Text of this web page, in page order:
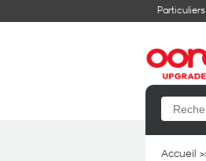
Particuliers
Accueil